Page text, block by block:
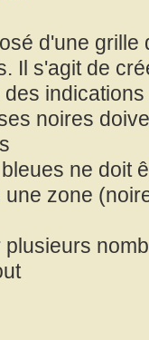
d'une grille
Il s'agit de
noires
ne doit
zone